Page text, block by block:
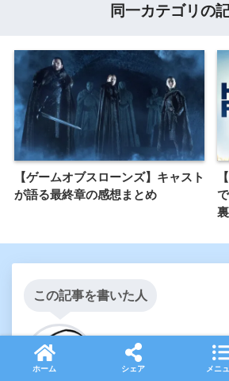
同一カテゴリの
【ゲームオブスローンズ】キャスト
が語る最終章の感想まとめ
この記事を書いた人
オニギリ
海外ドラマ大好きオニ
ホーム シェア メニ